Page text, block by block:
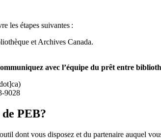
les étapes suivantes :
et Archives Canada.
avec l’équipe du prêt entre
)
9028
PEB?
dont vous disposez et du partenaire auquel